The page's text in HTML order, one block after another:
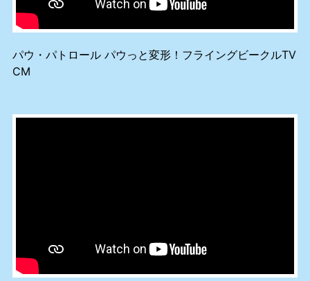
パウ・パトロール パウっと変形！フライングビークルTV
CM